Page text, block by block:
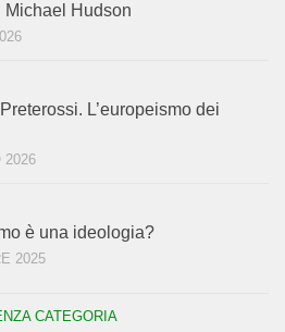
Michael Hudson
L’europeismo dei
2026
è una ideologia?
2025
CATEGORIA